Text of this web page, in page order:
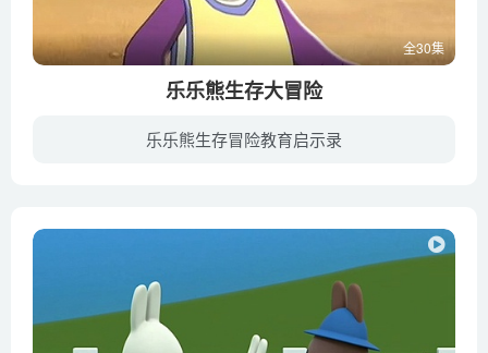
全30集
乐乐熊生存大冒险
乐乐熊生存冒险教育启示录